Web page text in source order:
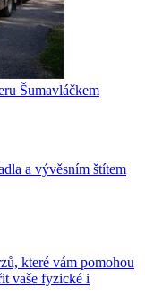
Šumavláčkem
a vývěsním štítem
které vám pomohou
vaše fyzické i